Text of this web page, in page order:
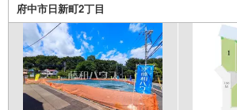
府中市日新町2丁目